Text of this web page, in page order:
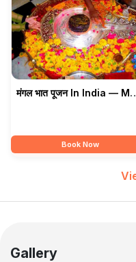
मंगल भात पूजन In India —
Book Now
Gallery